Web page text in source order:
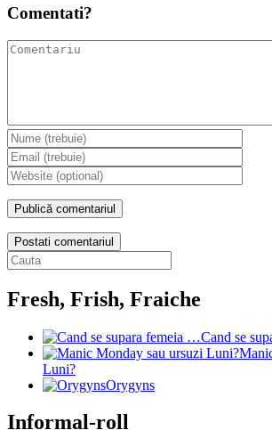
Comentati?
Postati comentariul
Fresh, Frish, Fraiche
Cand se
Luni?
Orygyns
Informal-roll